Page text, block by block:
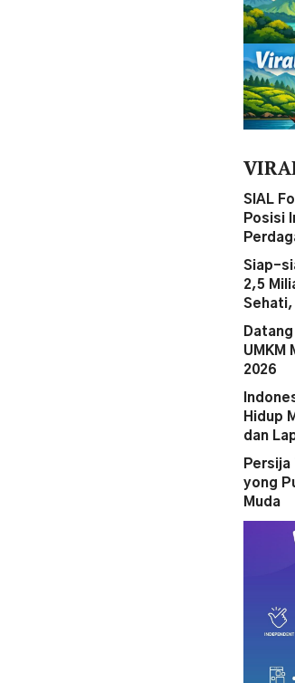
SIAL
Posisi
Siap-
2,5
Sehati,
UMKM
2026
Hidup
dan
yong
Muda